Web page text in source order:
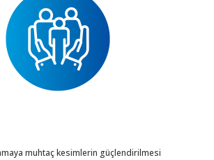
muhtaç kesimlerin güçlendirilmesi